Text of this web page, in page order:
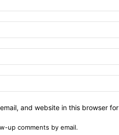
and website in this browser
up comments by email.